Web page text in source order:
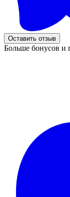
Оставить отзыв
Больше бонусов и